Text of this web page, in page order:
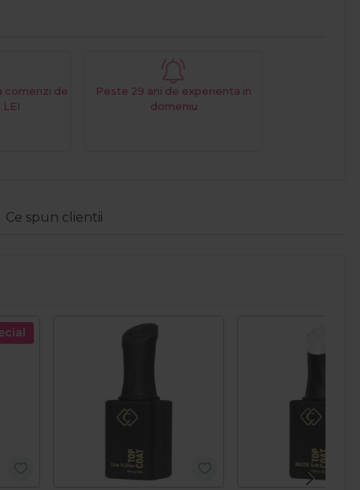
comenzi de
Peste 29 ani de experienta in
domeniu
Ce spun clientii